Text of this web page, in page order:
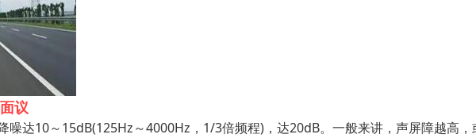
面议
达10～15dB(125Hz～4000Hz，1/3倍频程)，达20dB。一般来讲，声屏障越高，